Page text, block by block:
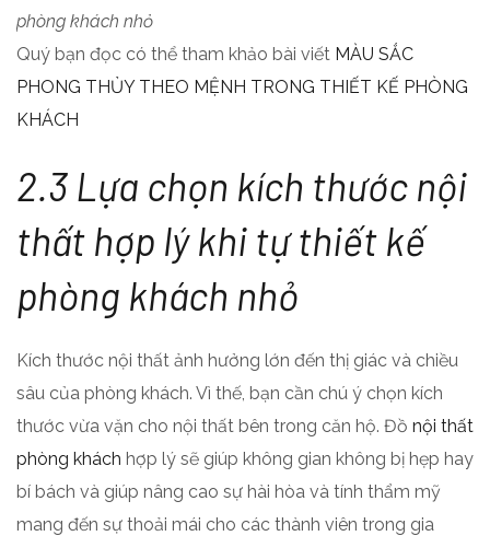
phòng khách nhỏ
Quý bạn đọc có thể tham khảo bài viết MÀU SẮC
PHONG THỦY THEO MỆNH TRONG THIẾT KẾ PHÒNG
KHÁCH
2.3 Lựa chọn kích thước nội
thất hợp lý khi tự thiết kế
phòng khách nhỏ
Kích thước nội thất ảnh hưởng lớn đến thị giác và chiều
sâu của phòng khách. Vì thế, bạn cần chú ý chọn kích
thước vừa vặn cho nội thất bên trong căn hộ. Đồ nội thất
phòng khách hợp lý sẽ giúp không gian không bị hẹp hay
bí bách và giúp nâng cao sự hài hòa và tính thẩm mỹ
mang đến sự thoải mái cho các thành viên trong gia